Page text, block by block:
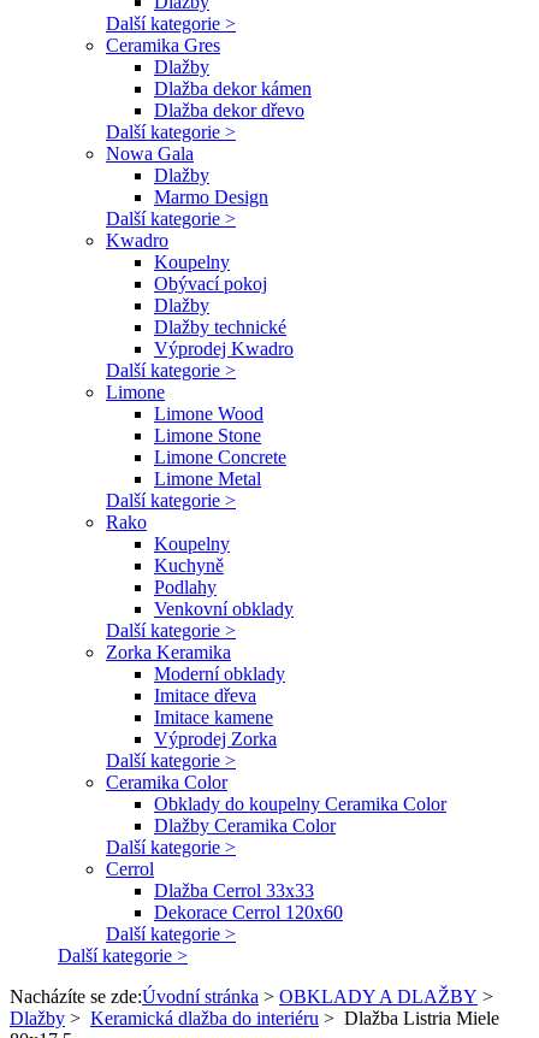
Další kategorie >
Ceramika Gres
Dlažby
Dlažba dekor kámen
Dlažba dekor dřevo
Další kategorie >
Nowa Gala
Dlažby
Marmo Design
Další kategorie >
Kwadro
Koupelny
Obývací pokoj
Dlažby
Dlažby technické
Výprodej Kwadro
Další kategorie >
Limone
Limone Wood
Limone Stone
Limone Concrete
Limone Metal
Další kategorie >
Rako
Koupelny
Kuchyně
Podlahy
Venkovní obklady
Další kategorie >
Zorka Keramika
Moderní obklady
Imitace dřeva
Imitace kamene
Výprodej Zorka
Další kategorie >
Ceramika Color
Obklady do koupelny Ceramika Color
Dlažby Ceramika Color
Další kategorie >
Cerrol
Dlažba Cerrol 33x33
Dekorace Cerrol 120x60
Další kategorie >
Další kategorie >
Nacházíte se zde:Úvodní stránka > OBKLADY A DLAŽBY >
Dlažby > Keramická dlažba do interiéru > Dlažba Listria Miele